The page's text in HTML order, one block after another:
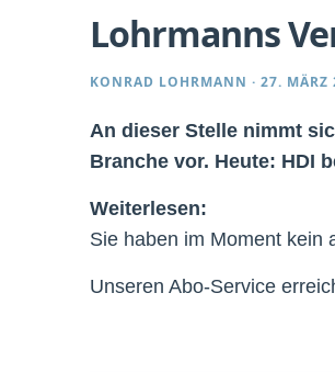
Lohrmanns
KONRAD LOHRMANN · 27. MÄRZ
An dieser Stelle nimmt
Branche vor. Heute: HDI
Weiterlesen:
Sie haben im Moment kein
Unseren Abo-Service